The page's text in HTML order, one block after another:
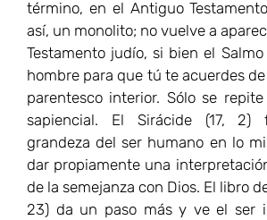
término, en el Antiguo
así, un monolito; no vuelve a
Testamento judío, si bien el
hombre para que tú te acuerdes
parentesco interior. Sólo se
sapiencial. El Sirácide (17, 2)
grandeza del ser humano en lo
dar propiamente una
de la semejanza con Dios. El libro
23) da un paso más y ve el ser